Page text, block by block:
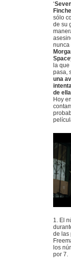
‘
sólo
de su
nunca
la
pasa,
una
de
Hoy en
1. El
de las
los
por 7.